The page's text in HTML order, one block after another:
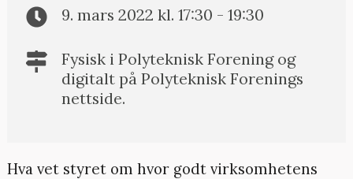
9. mars 2022 kl. 17:30 - 19:30
Fysisk i Polyteknisk Forening og
digitalt på Polyteknisk Forenings
nettside.
Hva vet styret om hvor godt virksomhetens